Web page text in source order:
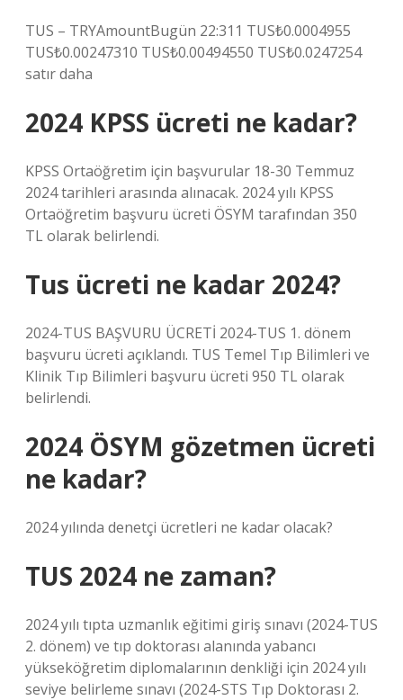
TUS – TRYAmountBugün 22:311 TUS₺0.0004955
TUS₺0.00247310 TUS₺0.00494550 TUS₺0.0247254
satır daha
2024 KPSS ücreti ne kadar?
KPSS Ortaöğretim için başvurular 18-30 Temmuz
2024 tarihleri ​​arasında alınacak. 2024 yılı KPSS
Ortaöğretim başvuru ücreti ÖSYM tarafından 350
TL olarak belirlendi.
Tus ücreti ne kadar 2024?
2024-TUS BAŞVURU ÜCRETİ 2024-TUS 1. dönem
başvuru ücreti açıklandı. TUS Temel Tıp Bilimleri ve
Klinik Tıp Bilimleri başvuru ücreti 950 TL olarak
belirlendi.
2024 ÖSYM gözetmen ücreti
ne kadar?
2024 yılında denetçi ücretleri ne kadar olacak?
TUS 2024 ne zaman?
2024 yılı tıpta uzmanlık eğitimi giriş sınavı (2024-TUS
2. dönem) ve tıp doktorası alanında yabancı
yükseköğretim diplomalarının denkliği için 2024 yılı
seviye belirleme sınavı (2024-STS Tıp Doktorası 2.